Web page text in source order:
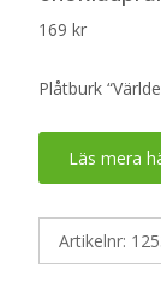
169 kr
Plåtburk
Läs mera
Artikelnr: